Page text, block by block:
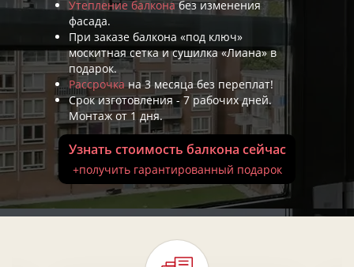
Утепление балконабез изменения
фасада.
При заказе балкона «под ключ»
москитная сетка и сушилка «Лиана» в
подарок.
Рассрочкана 3 месяца без переплат!
Срок изготовления - 7 рабочих дней.
Монтаж от 1 дня.
Узнать стоимость балкона сейчас
+получить гарантированный подарок